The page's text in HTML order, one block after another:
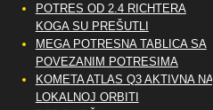
POTRES OD 2.4 RICHTERA
KOGA SU PREŠUTLI
MEGA POTRESNA TABLICA SA
POVEZANIM POTRESIMA
KOMETA ATLAS Q3 AKTIVNA NA
LOKALNOJ ORBITI